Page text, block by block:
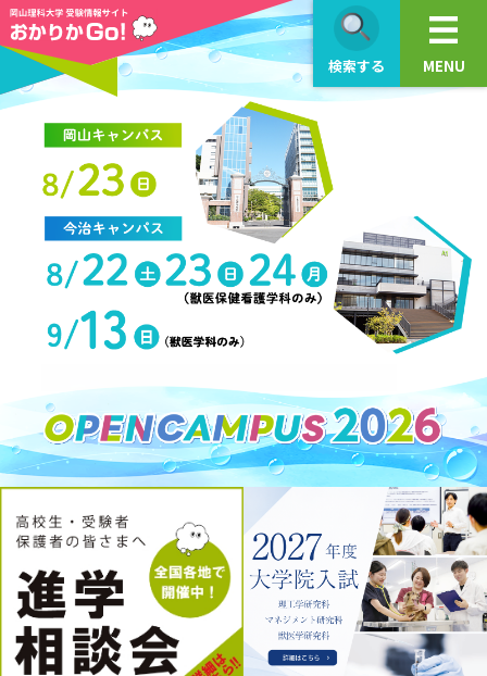
検索する MENU